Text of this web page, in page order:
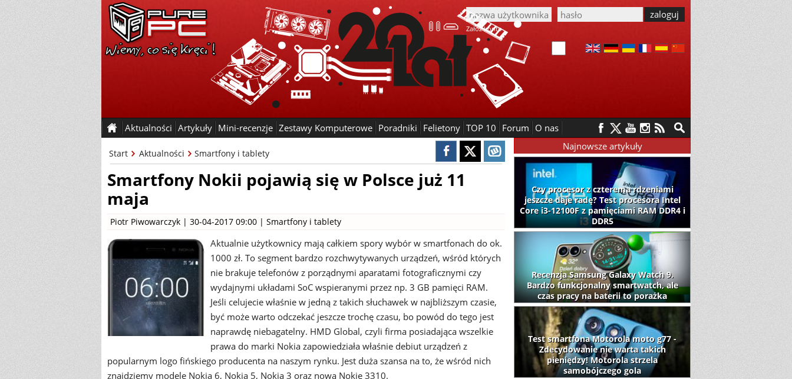
Załóż konto
Aktualności Artykuły Mini-recenzje Zestawy Komputerowe Poradniki Felietony TOP 10 Forum O nas
Start Aktualności Smartfony i tablety
Smartfony Nokii pojawią się w Polsce już 11
maja
Piotr Piwowarczyk | 30-04-2017 09:00 | Smartfony i tablety
Aktualnie użytkownicy mają całkiem spory wybór w smartfonach do ok.
1000 zł. To segment bardzo rozchwytywanych urządzeń, wśród których
nie brakuje telefonów z porządnymi aparatami fotograficznymi czy
wydajnymi układami SoC wspieranymi przez np. 3 GB pamięci RAM.
Jeśli celujecie właśnie w jedną z takich słuchawek w najbliższym czasie,
być może warto odczekać jeszcze trochę czasu, bo powód do tego jest
naprawdę niebagatelny. HMD Global, czyli firma posiadająca wszelkie
prawa do marki Nokia zapowiedziała właśnie debiut urządzeń z
popularnym logo fińskiego producenta na naszym rynku. Jest duża szansa na to, że wśród nich
znajdziemy modele Nokia 6, Nokia 5, Nokia 3 oraz nową Nokię 3310.
Najnowsze artykuły
Czy procesor z czterema rdzeniami
jeszcze daje radę? Test procesora Intel
Core i3-12100F z pamięciami RAM DDR4 i
DDR5
Recenzja Samsung Galaxy Watch 9.
Bardzo funkcjonalny smartwatch, ale
czas pracy na baterii to porażka
Test smartfona Motorola moto g77 -
Zdecydowanie nie warta takich
pieniędzy! Motorola strzela
samobójczego gola